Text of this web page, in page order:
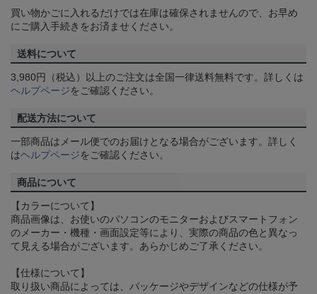
買い物かごに入れるだけでは在庫は確保されませんので、お早め
にご購入手続きをお済ませください。
送料について
3,980円（税込）以上のご注文は全国一律送料無料です。詳しくは
ヘルプページをご確認ください。
配送方法について
一部商品はメール便でのお届けとなる場合がございます。詳しく
はヘルプページをご確認ください。
商品について
【カラーについて】
商品画像は、お使いのパソコンのモニターおよびスマートフォン
のメーカー・機種・画面設定等により、実際の商品の色と異なっ
て見える場合がございます。あらかじめご了承ください。
【仕様について】
取り扱い商品によっては、パッケージやデザインなどの仕様が予